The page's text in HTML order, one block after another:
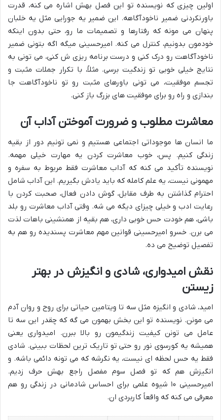
اولین چیزی که نویسنده تو این فصل بهش اشاره می کنه، قدرت
باورنکردنی ضمیر ناخودآگاهه. این ضمیر یه جورایی مثل یه خلبان
پنهان می مونه که رفتارها و تصمیمات ما رو، حتی بدون اینکه
خودمون بدونیم، کنترل می کنه. امیرحسینی میگه اگه بتونی ضمیر
ناخودآگاهت رو درک کنی و درست برنامه ریزی ش کنی، می تونی به
نتایج خیلی خوبی تو زندگیت برسی. مثلاً، با تکرار جملات مثبت و
تجسم موفقیت، می تونی باورهای مثبت رو تو ناخودآگاهت جا
بندازی و راه رو برای موفقیت های بزرگ باز کنی.
معاشرت مطلوب و ضرورت آموختن آداب آن
ما انسان ها موجوداتی اجتماعی هستیم و نمی تونیم دور از بقیه
زندگی کنیم. پس، خوب معاشرت کردن یه مهارت خیلی مهمه.
نویسنده تأکید می کنه که آداب معاشرت فقط مربوط به سفره و
مهمونی نیست، یه علم کامله که باید یادش بگیریم. این آداب شامل
احترام گذاشتن به طرف مقابل، گوش دادن فعال، صحبت کردن با
رعایت ادب و خیلی چیزای دیگه می شه. وقتی آداب معاشرت رو بلد
باشی، هم خودت حس خوبی داری، هم بقیه از همنشینی باهات لذت
می برن. خسرو امیرحسینی قوانین مهم معاشرت پسندیده رو هم به
تفصیل توضیح می ده.
نقش امیدواری، شادی و انگیزش در بهتر
زیستن
امید، شادی و انگیزه مثل سه تا ویتامین حیاتی برای روح و روان آدم
می مونن. نویسنده تو این بخش بهمون می گه که چقدر این سه تا
عامل می تونن کیفیت زندگیمون رو بالا ببرن. امیدواری یعنی
همیشه یه کورسوی نور رو حتی تو تاریک ترین لحظات ببینی. شادی
فقط یه حس لحظه ای نیست، یه نگرشه که می تونه دائمی باشه. و
انگیزش هم که تو فصل سوم مفصل راجع بهش حرف زدیم.
امیرحسینی ۱۰ شیوه علمی برای احساس شادمانی در زندگی رو هم
معرفی می کنه که واقعاً کاربردی ان.